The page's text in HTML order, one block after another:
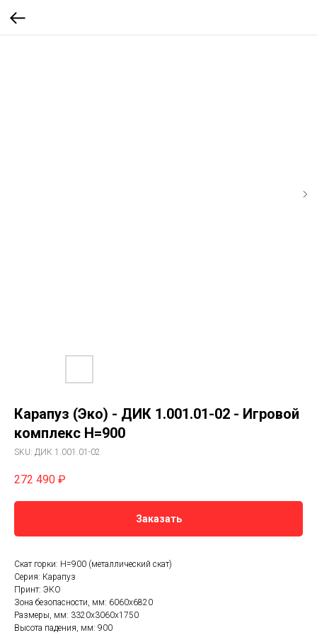
Карапуз (Эко) - ДИК 1.001.01-02 - Игровой
комплекс Н=900
SKU: ДИК 1.001.01-02
272 490 ₽
Заказать
Скат горки: H=900 (металлический скат)
Серия: Карапуз
Принт: ЭКО
Зона безопасности, мм: 6060х6820
Размеры, мм: 3320x3060x1750
Высота падения, мм: 900